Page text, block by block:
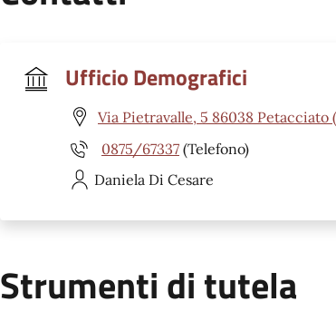
Ufficio Demografici
Via Pietravalle, 5 86038 Petacciato
0875/67337 (Telefono)
Daniela Di Cesare
Strumenti di tutela